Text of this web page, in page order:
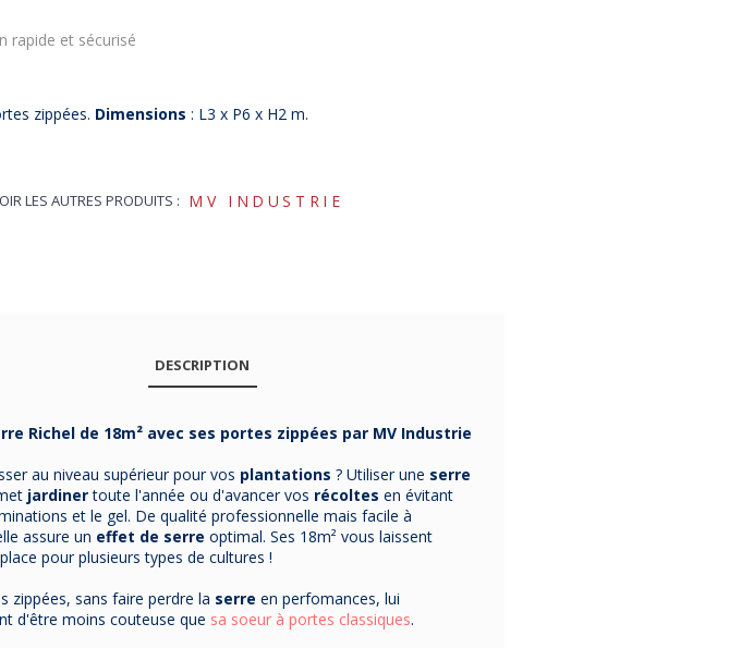
tube HOME
JARDIN
tailles
Tube-serre disponible
auto-ventilée avec
couvercle verrouillable.
41,80 € 279,90 €
rapide et sécurisé
zippées. Dimensions : L3 x P6 x H2 m.
LES AUTRES PRODUITS : MV INDUSTRIE
DESCRIPTION
Richel de 18m² avec ses portes zippées par MV Industrie
au niveau supérieur pour vos plantations ? Utiliser une serre
jardinertoute l'année ou d'avancer vos récoltes en évitant
et le gel. De qualité professionnelle mais facile à
assure un effet de serre optimal. Ses 18m² vous laissent
pour plusieurs types de cultures !
zippées, sans faire perdre la serre en perfomances, lui
d'être moins couteuse que sa soeur à portes classiques.